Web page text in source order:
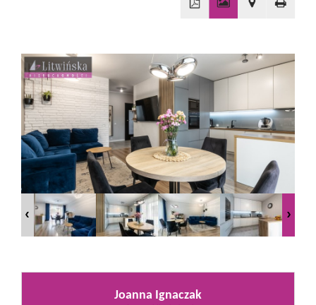
Oferta
Mieszkania
Domy
Działki
−
Joanna Ignaczak